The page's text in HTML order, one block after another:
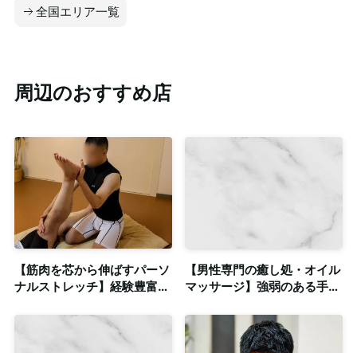
全国エリア一覧
周辺のおすすめ店
【筋肉を芯から伸ばすパーソ
ナルストレッチ】経験豊富な
笹塚に個室あり
【男性専門の癒し処・オイル
マッサージ】強弱のある手技
る個室も完備